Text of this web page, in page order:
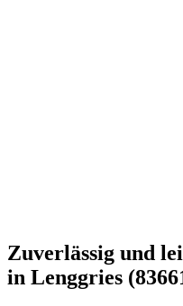
Zuverlässig und
in Lenggries